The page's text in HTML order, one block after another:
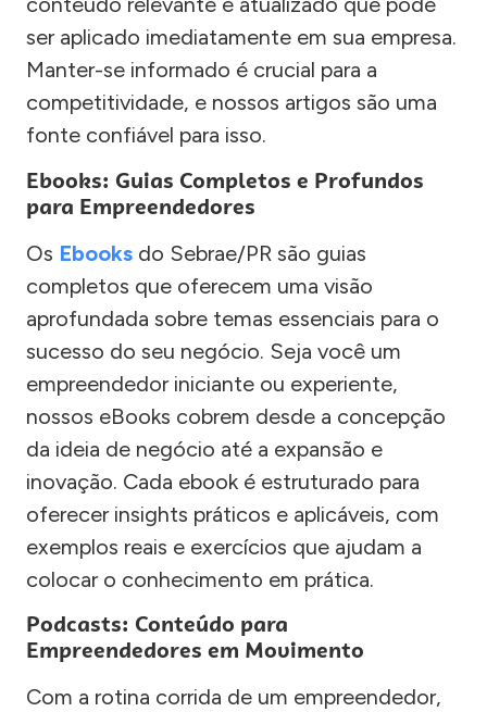
ser aplicado imediatamente em sua empresa.
Manter-se informado é crucial para a
competitividade, e nossos artigos são uma
fonte confiável para isso.
Ebooks: Guias Completos e Profundos
para Empreendedores
Os Ebooks do Sebrae/PR são guias
completos que oferecem uma visão
aprofundada sobre temas essenciais para o
sucesso do seu negócio. Seja você um
empreendedor iniciante ou experiente,
nossos eBooks cobrem desde a concepção
da ideia de negócio até a expansão e
inovação. Cada ebook é estruturado para
oferecer insights práticos e aplicáveis, com
exemplos reais e exercícios que ajudam a
colocar o conhecimento em prática.
Podcasts: Conteúdo para
Empreendedores em Movimento
Com a rotina corrida de um empreendedor,